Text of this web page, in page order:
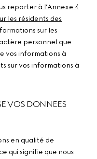
reporter à l’Annexe 4
les résidents des
sur les
personnel que
vos informations à
sur vos informations à
VOS DONNEES
en qualité de
qui signifie que nous